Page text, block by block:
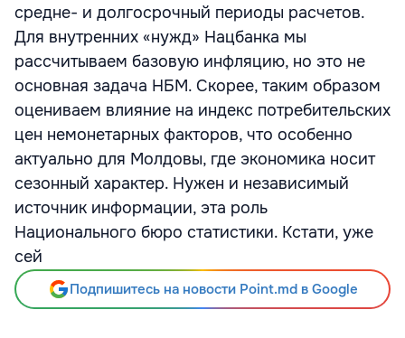
средне- и долгосрочный периоды расчетов.
Для внутренних «нужд» Нацбанка мы
рассчитываем базовую инфляцию, но это не
основная задача НБМ. Скорее, таким образом
оцениваем влияние на индекс потребительских
цен немонетарных факторов, что особенно
актуально для Молдовы, где экономика носит
сезонный характер. Нужен и независимый
источник информации, эта роль
Национального бюро статистики. Кстати, уже
сей
Подпишитесь на новости Point.md в Google